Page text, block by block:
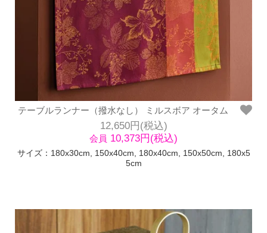
テーブルランナー（撥水なし） ミルスボア オータム
12,650円(税込)
会員 10,373円(税込)
サイズ：180x30cm, 150x40cm, 180x40cm, 150x50cm, 180x5
5cm